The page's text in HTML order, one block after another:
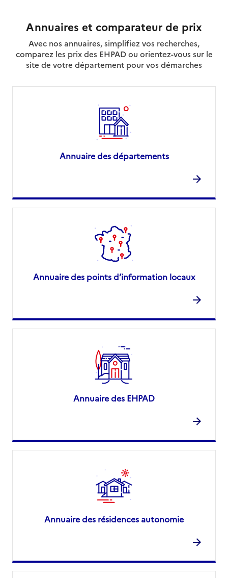
Annuaires et comparateur de prix
Avec nos annuaires, simplifiez vos recherches,
comparez les prix des EHPAD ou orientez-vous sur le
site de votre département pour vos démarches
Annuaire des départements
Annuaire des points d’information locaux
Annuaire des EHPAD
Annuaire des résidences autonomie